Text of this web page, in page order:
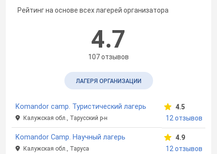
Рейтинг на основе всех лагерей организатора
4.7
107 отзывов
ЛАГЕРЯ ОРГАНИЗАЦИИ
Komandor camp. Туристический лагерь
Калужская обл., Тарусский р-н
4.5
12 отзывов
Komandor Camp. Научный лагерь
Калужская обл., Таруса
4.9
12 отзывов